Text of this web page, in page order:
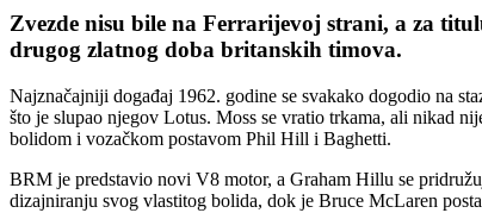
Zvezde nisu bile na Ferrarijevoj strani, a za
drugog zlatnog doba britanskih timova.
Najznačajniji događaj 1962. godine se svakako dogodio na
što je slupao njegov Lotus. Moss se vratio trkama, ali nikad
bolidom i vozačkom postavom Phil Hill i Baghetti.
BRM je predstavio novi V8 motor, a Graham Hillu se
dizajniranju svog vlastitog bolida, dok je Bruce McLaren